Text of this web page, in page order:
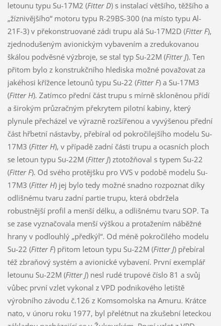
letounu typu Su-17M2 (Fitter D) s instalací většího, těžšího a
„žíznivějšího“ motoru typu R-29BS-300 (na místo typu Al-
21F-3) v překonstruované zádi trupu alá Su-17M2D (Fitter F),
zjednodušeným avionickým vybavením a zredukovanou
škálou podvěsné výzbroje, se stal typ Su-22M (Fitter J). Ten
přitom bylo z konstrukčního hlediska možné považovat za
jakéhosi křížence letounů typu Su-22 (Fitter F) a Su-17M3
(Fitter H). Zatímco přední část trupu s mírně skloněnou přídí
a širokým průzračným překrytem pilotní kabiny, který
plynule přecházel ve výrazně rozšířenou a vyvýšenou přední
část hřbetní nástavby, přebíral od pokročilejšího modelu Su-
17M3 (Fitter H), v případě zadní části trupu a ocasních ploch
se letoun typu Su-22M (Fitter J) ztotožňoval s typem Su-22
(Fitter F). Od svého protějšku pro VVS v podobě modelu Su-
17M3 (Fitter H) jej bylo tedy možné snadno rozpoznat díky
odlišnému tvaru zadní partie trupu, která obdržela
robustnější profil a menší délku, a odlišnému tvaru SOP. Ta
se zase vyznačovala menší výškou a protažením náběžné
hrany v podlouhlý „předkýl“. Od méně pokročilého modelu
Su-22 (Fitter F) přitom letoun typu Su-22M (Fitter J) přebíral
též zbraňový systém a avionické vybavení. První exemplář
letounu Su-22M (Fitter J) nesl rudé trupové číslo 81 a svůj
vůbec první vzlet vykonal z VPD podnikového letiště
výrobního závodu č.126 z Komsomolska na Amuru. Krátce
nato, v únoru roku 1977, byl přelétnut na zkušební leteckou